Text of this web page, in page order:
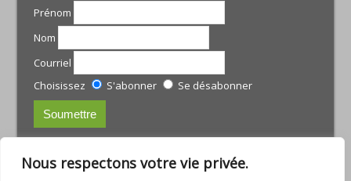
Nous respectons votre vie privée.
Prénom
Nom
Courriel
Choisissez
S'abonner Se désabonner